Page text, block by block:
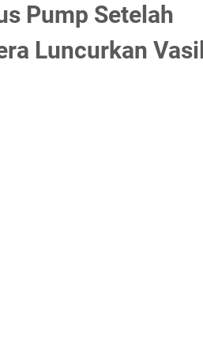
Pump Setelah
Luncurkan Vasil